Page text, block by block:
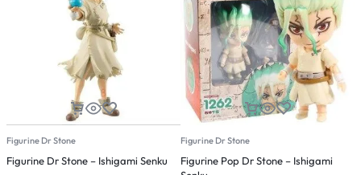
Figurine Dr Stone
Figurine Dr Stone – Ishigami Senku
Figurine Dr Stone
Figurine Pop Dr Stone – Ishigami